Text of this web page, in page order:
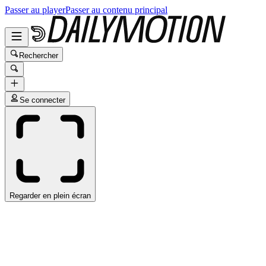
Passer au playerPasser au contenu principal
Rechercher
Se connecter
Regarder en plein écran